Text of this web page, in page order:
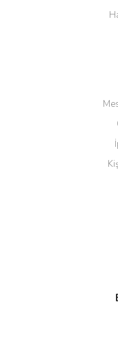
Ürün
Ürün bilgilerinde
Ürün fiyatı diğer
Bu ürüne benzer